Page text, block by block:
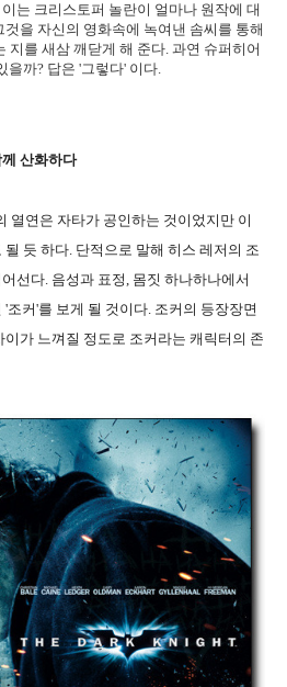
는 크리스토퍼 놀란이 얼마나 원작에 대
을 자신의 영화속에 녹여낸 솜씨를 통해
지를 새삼 깨닫게 해 준다. 과연 슈퍼히어
을까? 답은 '그렇다' 이다.
산화하다
열연은 자타가 공인하는 것이었지만 이
듯 하다. 단적으로 말해 히스 레저의 조
선다. 음성과 표정, 몸짓 하나하나에서
조커'를 보게 될 것이다. 조커의 등장장면
가 느껴질 정도로 조커라는 캐릭터의 존